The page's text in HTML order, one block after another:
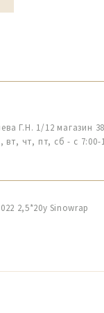
Г.Н. 1/12 магазин
вт, чт, пт, сб - с 7:00-
2,5*20y Sinowrap